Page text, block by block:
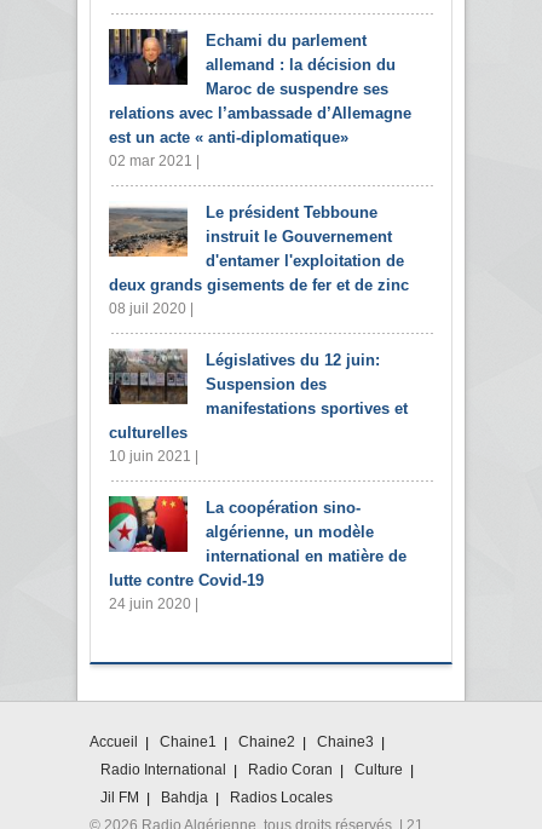
Echami du parlement
allemand : la décision du
Maroc de suspendre ses
relations avec l’ambassade d’Allemagne
est un acte « anti-diplomatique»
02 mar 2021 |
Le président Tebboune
instruit le Gouvernement
d'entamer l'exploitation de
deux grands gisements de fer et de zinc
08 juil 2020 |
Législatives du 12 juin:
Suspension des
manifestations sportives et
culturelles
10 juin 2021 |
La coopération sino-
algérienne, un modèle
international en matière de
lutte contre Covid-19
24 juin 2020 |
Accueil Chaine1 Chaine2
Chaine3
Radio International
Radio Coran
Culture
Jil FM
Bahdja
Radios Locales